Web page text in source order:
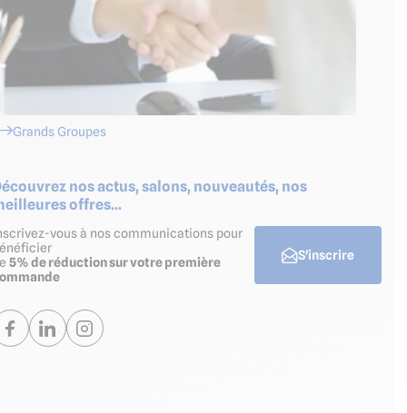
Grands Groupes
nos actus, salons, nouveautés, nos
offres...
vous à nos communications pour
5% de réduction sur votre première
S'inscrire